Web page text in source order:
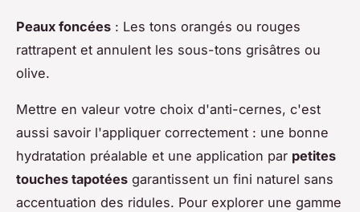
Peaux foncées : Les tons orangés ou rouges
rattrapent et annulent les sous-tons grisâtres ou
olive.
Mettre en valeur votre choix d'anti-cernes, c'est
aussi savoir l'appliquer correctement : une bonne
hydratation préalable et une application par petites
touches tapotées garantissent un fini naturel sans
accentuation des ridules. Pour explorer une gamme